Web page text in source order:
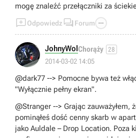
mogę znaleźć przełączniki za
Odpowiedz  Forum 
JohnyWolChorąży 28
2014-03-02 14:05
@dark77 --> Pomocne bywa też
"Wyłącznie pełny ekran".
@Stranger --> Grając zauważyłem,
pominąłeś dość cenny skarb w
jako Auldale – Drop Location. Poza